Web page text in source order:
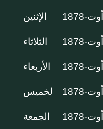
الإثنين
الثلاثاء
الأربعاء
لخميس
الجمعة